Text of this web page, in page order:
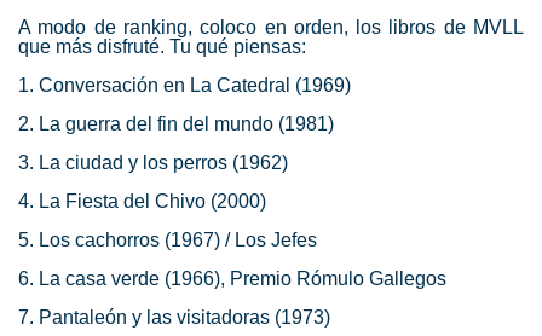
A modo de ranking, coloco en orden, los libros de MVLL
que más disfruté. Tu qué piensas:
1. Conversación en La Catedral (1969)
2. La guerra del fin del mundo (1981)
3. La ciudad y los perros (1962)
4. La Fiesta del Chivo (2000)
5. Los cachorros (1967) / Los Jefes
6. La casa verde (1966), Premio Rómulo Gallegos
7. Pantaleón y las visitadoras (1973)